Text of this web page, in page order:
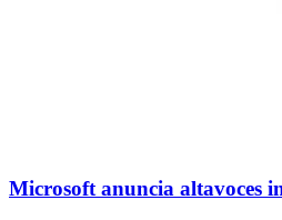
Microsoft anuncia altavoces